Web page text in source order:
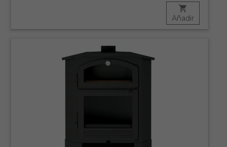
Añadir